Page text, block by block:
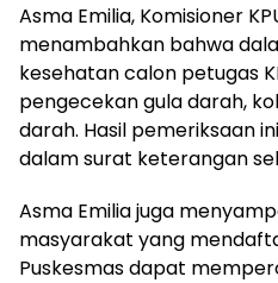
Asma Emilia, Komisioner
menambahkan bahwa
kesehatan calon petugas
pengecekan gula darah,
darah. Hasil pemeriksaan
dalam surat keterangan
Asma Emilia juga
masyarakat yang
Puskesmas dapat